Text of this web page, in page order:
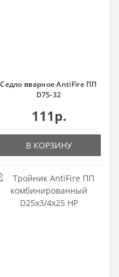
Седло вварное AntiFire ПП
D75-32
111р.
В КОРЗИНУ